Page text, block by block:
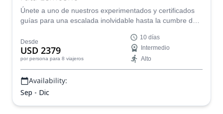
Únete a uno de nuestros experimentados y certificados
guías para una escalada inolvidable hasta la cumbre del
Desde
USD 2379
por persona para 8 viajeros
10 días
Intermedio
Alto
Availability:
Sep - Dic